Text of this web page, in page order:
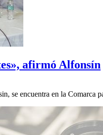
afirmó Alfonsín
se encuentra en la Comarca